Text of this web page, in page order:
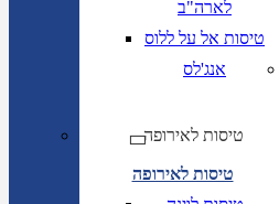
לארה"ב
טיסות אל על ללוס
אנג'לס
טיסות לאירופה
טיסות לאירופה